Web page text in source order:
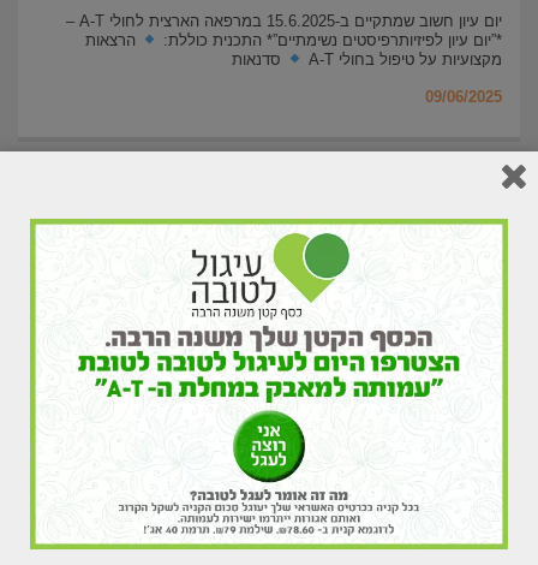
יום עיון חשוב שמתקיים ב-15.6.2025 במרפאה הארצית לחולי A-T –
*”יום עיון לפיזיותרפיסטים נשימתיים”* התכנית כוללת:
הרצאות
מקצועיות על טיפול בחולי A-T
סדנאות
09/06/2025
העמותה למאבק במחלת ה-A-T קיבלה גם השנה את
תו “מידות לאפקטיביות”
אנחנו גאים ונרגשים לבשר על הישג משמעותי: העמותה שלנו קיבלה את